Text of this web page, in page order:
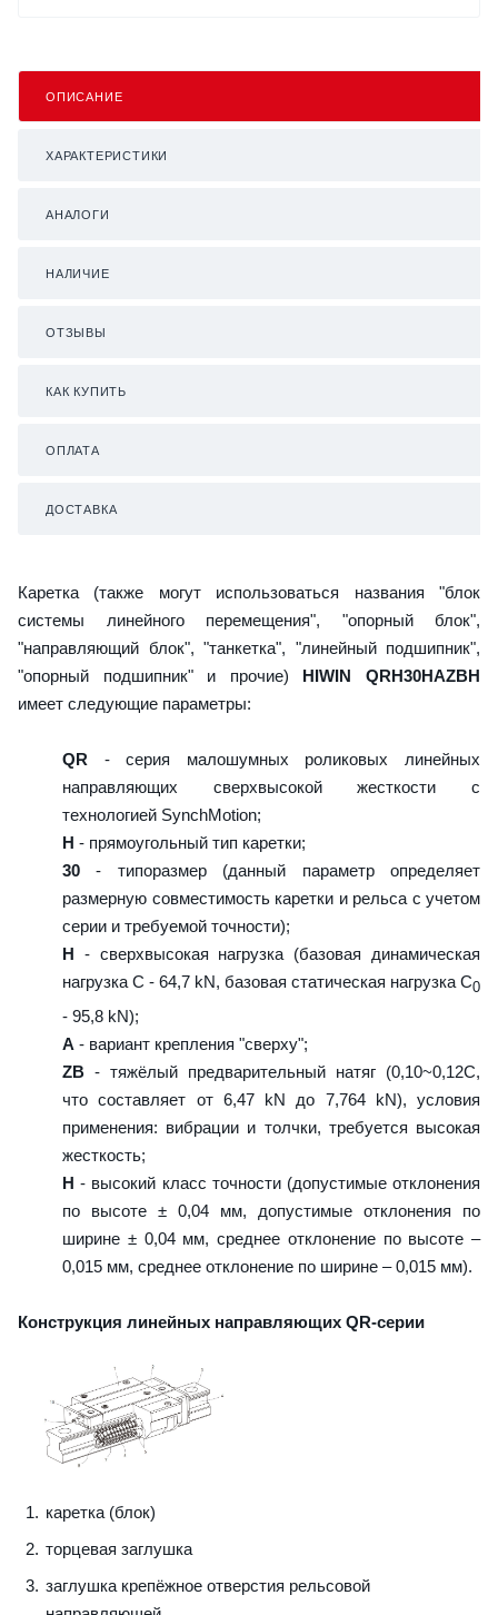
ОПИСАНИЕ
ХАРАКТЕРИСТИКИ
АНАЛОГИ
НАЛИЧИЕ
ОТЗЫВЫ
КАК КУПИТЬ
ОПЛАТА
ДОСТАВКА
Каретка (также могут использоваться названия "блок
системы линейного перемещения", "опорный блок",
"направляющий блок", "танкетка", "линейный подшипник",
"опорный подшипник" и прочие) HIWIN QRH30HAZBH
имеет следующие параметры:
QR - серия малошумных роликовых линейных
направляющих сверхвысокой жесткости с
технологией SynchMotion;
H - прямоугольный тип каретки;
30 - типоразмер (данный параметр определяет
размерную совместимость каретки и рельса с учетом
серии и требуемой точности);
H - сверхвысокая нагрузка (базовая динамическая
нагрузка C - 64,7 kN, базовая статическая нагрузка С0
- 95,8 kN);
A - вариант крепления "сверху";
ZB - тяжёлый предварительный натяг (0,10~0,12C,
что составляет от 6,47 kN до 7,764 kN), условия
применения: вибрации и толчки, требуется высокая
жесткость;
H - высокий класс точности (допустимые отклонения
по высоте ± 0,04 мм, допустимые отклонения по
ширине ± 0,04 мм, среднее отклонение по высоте –
0,015 мм, среднее отклонение по ширине – 0,015 мм).
Конструкция линейных направляющих QR-серии
каретка (блок)
торцевая заглушка
заглушка крепёжное отверстия рельсовой